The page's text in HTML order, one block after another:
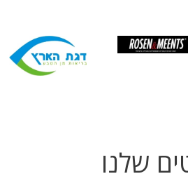
שלנו